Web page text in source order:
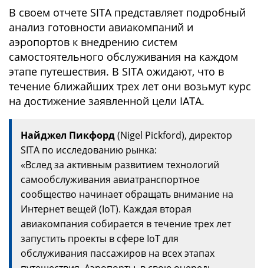
В своем отчете SITA представляет подробный
анализ готовности авиакомпаний и
аэропортов к внедрению систем
самостоятельного обслуживания на каждом
этапе путешествия. В SITA ожидают, что в
течение ближайших трех лет они возьмут курс
на достижение заявленной цели IATA.
Найджел Пикфорд(Nigel Pickford), директор
SITA по исследованию рынка:
«Вслед за активным развитием технологий
самообслуживания авиатранспортное
сообщество начинает обращать внимание на
Интернет вещей (IoT). Каждая вторая
авиакомпания собирается в течение трех лет
запустить проекты в сфере IoT для
обслуживания пассажиров на всех этапах